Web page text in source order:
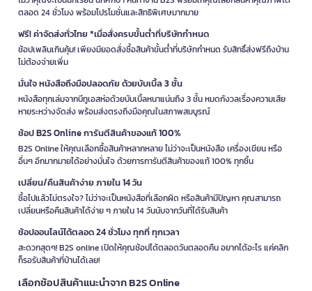
ตลอด 24 ชั่วโมง พร้อมโปรโมชั่นและสิทธิพิเศษมากมาย
ฟรี! ค่าจัดส่งทั่วไทย *เมื่อสั่งครบขั้นต่ำที่บริษัทกำหนด
ช้อปเพลินเกินคุ้ม! เพียงมียอดสั่งซื้อสินค้าขั้นต่ำที่บริษัทกำหนด รับสิทธิ์ส่งฟรีถึงบ้าน
ไม่ต้องจ่ายเพิ่ม
มั่นใจ หนังสือถึงมือปลอดภัย ด้วยบับเบิ้ล 3 ชั้น
หนังสือทุกเล่มจากบีทูเอสห่อด้วยบับเบิ้ลหนาแน่นถึง 3 ชั้น หมดกังวลเรื่องความเสีย
หายระหว่างจัดส่ง พร้อมส่งตรงถึงมือคุณในสภาพสมบูรณ์
ช้อป B2S Online การันตีสินค้าของแท้ 100%
B2S Online ให้คุณเลือกซื้อสินค้าหลากหลาย ไม่ว่าจะเป็นหนังสือ เครื่องเขียน หรือ
อื่นๆ อีกมากมายได้อย่างมั่นใจ ด้วยการการันตีสินค้าของแท้ 100% ทุกชิ้น
เปลี่ยน/คืนสินค้าง่าย ภายใน 14 วัน
ซื้อไปแล้วไม่ตรงใจ? ไม่ว่าจะเป็นหนังสือที่เลือกผิด หรือสินค้ามีปัญหา คุณสามารถ
เปลี่ยนหรือคืนสินค้าได้ง่าย ๆ ภายใน 14 วันนับจากวันที่ได้รับสินค้า
ช้อปออนไลน์ได้ตลอด 24 ชั่วโมง ทุกที่ ทุกเวลา
สะดวกสุดๆ! B2S online เปิดให้คุณช้อปได้ตลอดวันตลอดคืน อยากได้อะไร แค่คลิก
ก็รอรับสินค้าที่บ้านได้เลย!
เลือกช้อปสินค้าแนะนำจาก B2S Online